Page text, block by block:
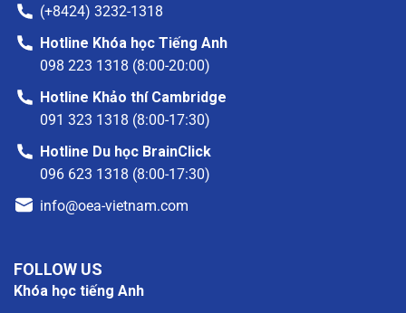
(+8424) 3232-1318
Hotline Khóa học Tiếng Anh
098 223 1318 (8:00-20:00)
Hotline Khảo thí Cambridge
091 323 1318 (8:00-17:30)
Hotline Du học BrainClick
096 623 1318 (8:00-17:30)
info@oea-vietnam.com
FOLLOW US
Khóa học tiếng Anh